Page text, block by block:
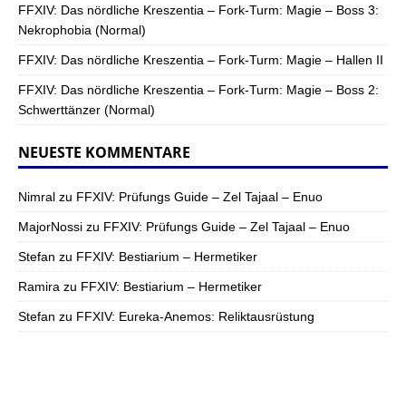
FFXIV: Das nördliche Kreszentia – Fork-Turm: Magie – Boss 3:
Nekrophobia (Normal)
FFXIV: Das nördliche Kreszentia – Fork-Turm: Magie – Hallen II
FFXIV: Das nördliche Kreszentia – Fork-Turm: Magie – Boss 2:
Schwerttänzer (Normal)
NEUESTE KOMMENTARE
Nimral zu FFXIV: Prüfungs Guide – Zel Tajaal – Enuo
MajorNossi zu FFXIV: Prüfungs Guide – Zel Tajaal – Enuo
Stefan zu FFXIV: Bestiarium – Hermetiker
Ramira zu FFXIV: Bestiarium – Hermetiker
Stefan zu FFXIV: Eureka-Anemos: Reliktausrüstung